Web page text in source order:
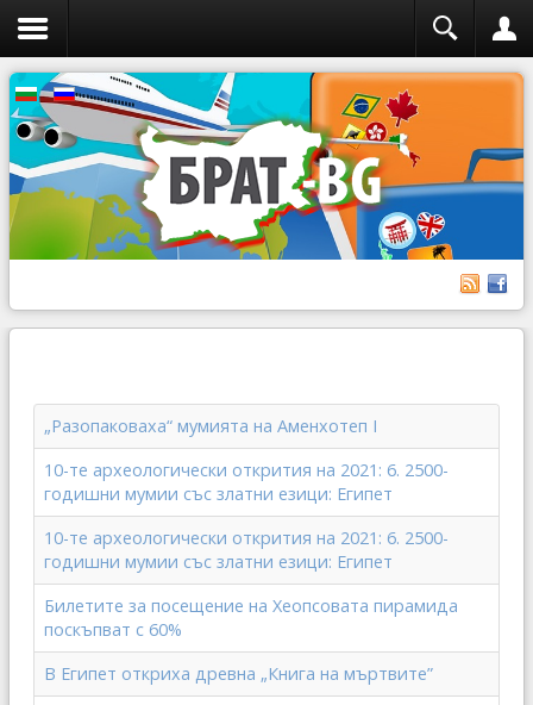
„Разопаковаха“ мумията на Аменхотеп I
10-те археологически открития на 2021: 6. 2500-
годишни мумии със златни езици: Египет
10-те археологически открития на 2021: 6. 2500-
годишни мумии със златни езици: Египет
Билетите за посещение на Хеопсовата пирамида
поскъпват с 60%
В Египет откриха древна „Книга на мъртвите”